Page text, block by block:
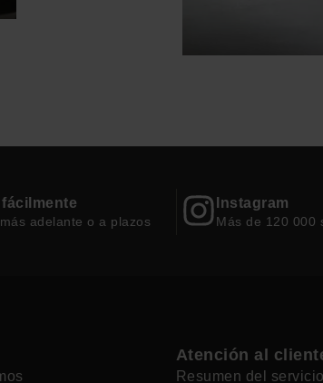
fácilmente
adelante o a plazos
Instagram
Más de 120 000
Atención al
Resumen del